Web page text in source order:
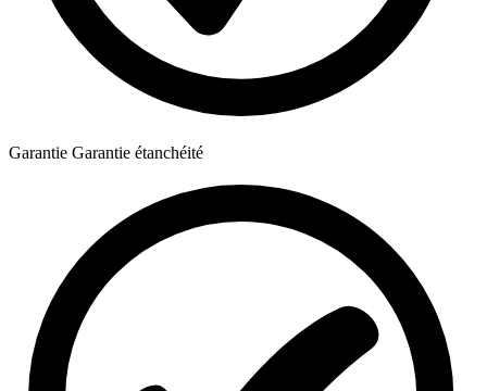
Garantie Garantie étanchéité